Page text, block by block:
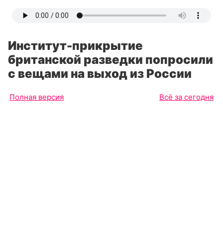
Институт-прикрытие
британской разведки попросили
с вещами на выход из России
Полная версия Всё за сегодня